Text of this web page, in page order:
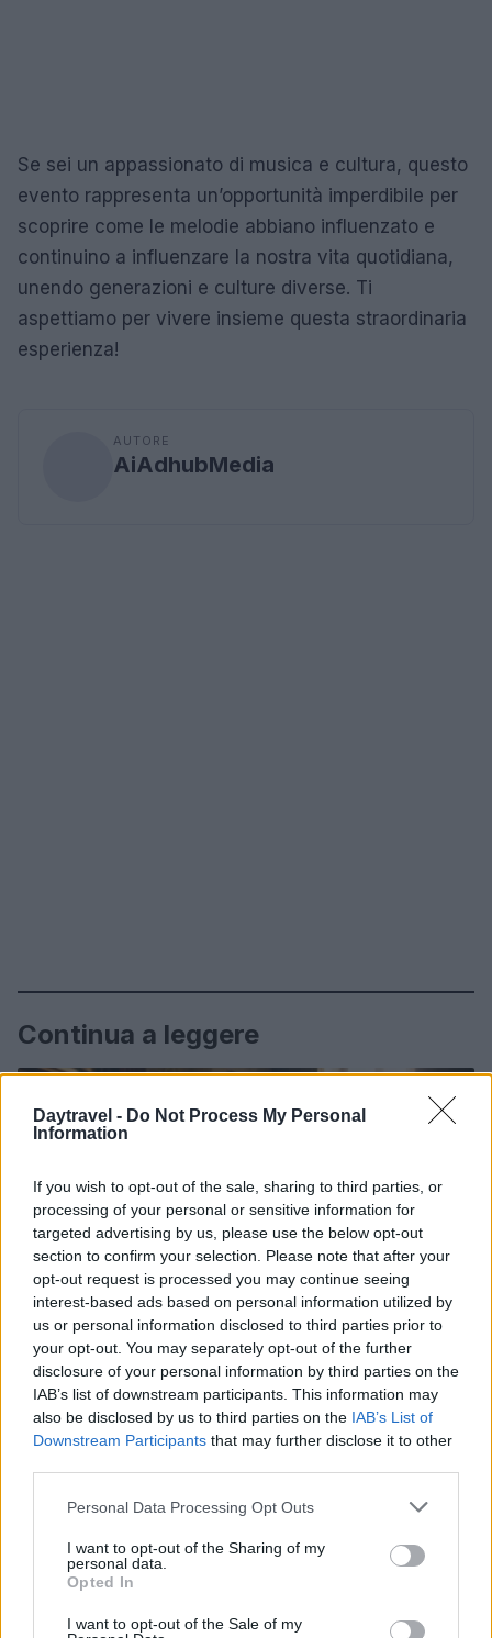
Daytravel - Do Not Process My Personal
Information
If you wish to opt-out of the sale, sharing to third parties, or
processing of your personal or sensitive information for
targeted advertising by us, please use the below opt-out
section to confirm your selection. Please note that after your
opt-out request is processed you may continue seeing
interest-based ads based on personal information utilized by
us or personal information disclosed to third parties prior to
your opt-out. You may separately opt-out of the further
disclosure of your personal information by third parties on the
IAB’s list of downstream participants. This information may
also be disclosed by us to third parties on the IAB’s List of
Downstream Participants that may further disclose it to other
Please note that this website/app uses one or more Google
not limited to your visit or usage behaviour. You may click to
grant or deny consent to Google and its third-party tags to
use your data for below specified purposes in below Google
consent section.
Personal Data Processing Opt Outs
I want to opt-out of the Sharing of my
personal data.
Opted In
I want to opt-out of the Sale of my
Se sei un appassionato di musica e cultura, questo
evento rappresenta un’opportunità imperdibile per
scoprire come le melodie abbiano influenzato e
continuino a influenzare la nostra vita quotidiana,
unendo generazioni e culture diverse. Ti
aspettiamo per vivere insieme questa straordinaria
esperienza!
AUTORE
AiAdhubMedia
Continua a leggere
Odissea e Spider-Man: i film che hanno rivoluzionato
l’estate al cinema
Alessandro Tassinari · 5 Ago 2026